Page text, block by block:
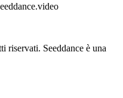
riservati. Seeddance è una